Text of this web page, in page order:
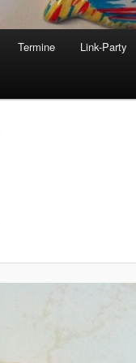
Termine Link-Party